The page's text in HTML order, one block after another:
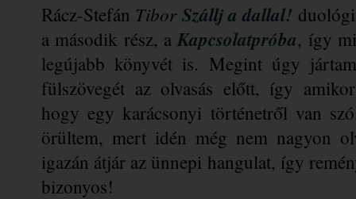
Rácz-Stefán Tibor Szállj a dallal!
a második rész, a Kapcsolatpróba, így
legújabb könyvét is. Megint úgy
fülszövegét az olvasás előtt, így
hogy egy karácsonyi történetről van
örültem, mert idén még nem nagyon
igazán átjár az ünnepi hangulat, így
bizonyos!